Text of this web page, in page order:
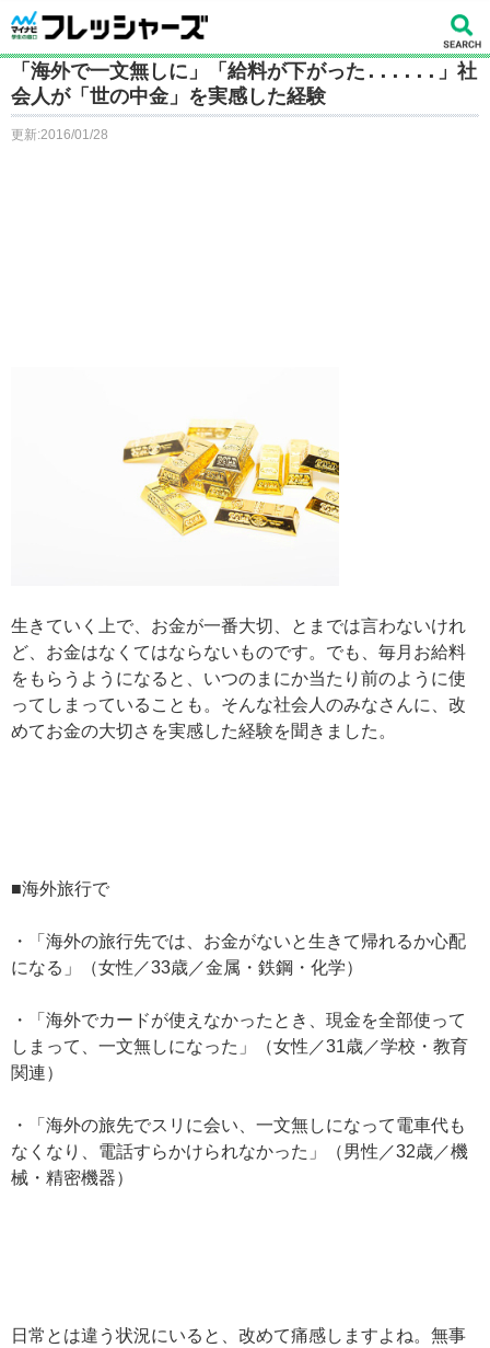
「海外で一文無しに」「給料が下がった......」社
会人が「世の中金」を実感した経験
更新:2016/01/28
生きていく上で、お金が一番大切、とまでは言わないけれ
ど、お金はなくてはならないものです。でも、毎月お給料
をもらうようになると、いつのまにか当たり前のように使
ってしまっていることも。そんな社会人のみなさんに、改
めてお金の大切さを実感した経験を聞きました。
■海外旅行で
・「海外の旅行先では、お金がないと生きて帰れるか心配
になる」（女性／33歳／金属・鉄鋼・化学）
・「海外でカードが使えなかったとき、現金を全部使って
しまって、一文無しになった」（女性／31歳／学校・教育
関連）
・「海外の旅先でスリに会い、一文無しになって電車代も
なくなり、電話すらかけられなかった」（男性／32歳／機
械・精密機器）
日常とは違う状況にいると、改めて痛感しますよね。無事